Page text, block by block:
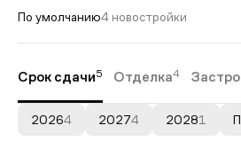
По умолчанию4 новостройки
Срок сдачи5 Отделка4
20264 20274 20281